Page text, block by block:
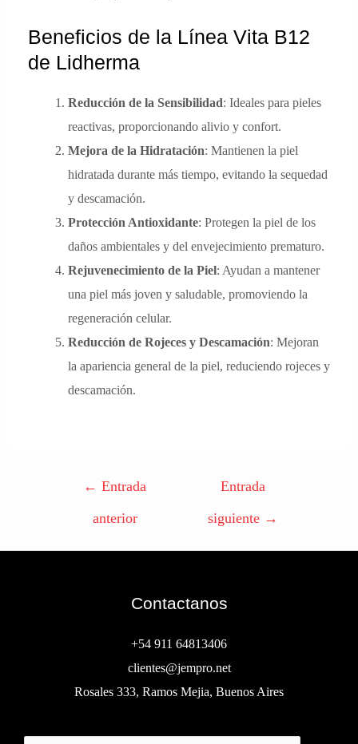
Beneficios de la Línea Vita B12
de Lidherma
Reducción de la Sensibilidad: Ideales para pieles
reactivas, proporcionando alivio y confort.
Mejora de la Hidratación: Mantienen la piel
hidratada durante más tiempo, evitando la sequedad
y descamación.
Protección Antioxidante: Protegen la piel de los
daños ambientales y del envejecimiento prematuro.
Rejuvenecimiento de la Piel: Ayudan a mantener
una piel más joven y saludable, promoviendo la
regeneración celular.
Reducción de Rojeces y Descamación: Mejoran
la apariencia general de la piel, reduciendo rojeces y
descamación.
← Entrada
anterior
Entrada
siguiente →
Contactanos
+54 911 64813406
clientes@jempro.net
Rosales 333, Ramos Mejia, Buenos Aires